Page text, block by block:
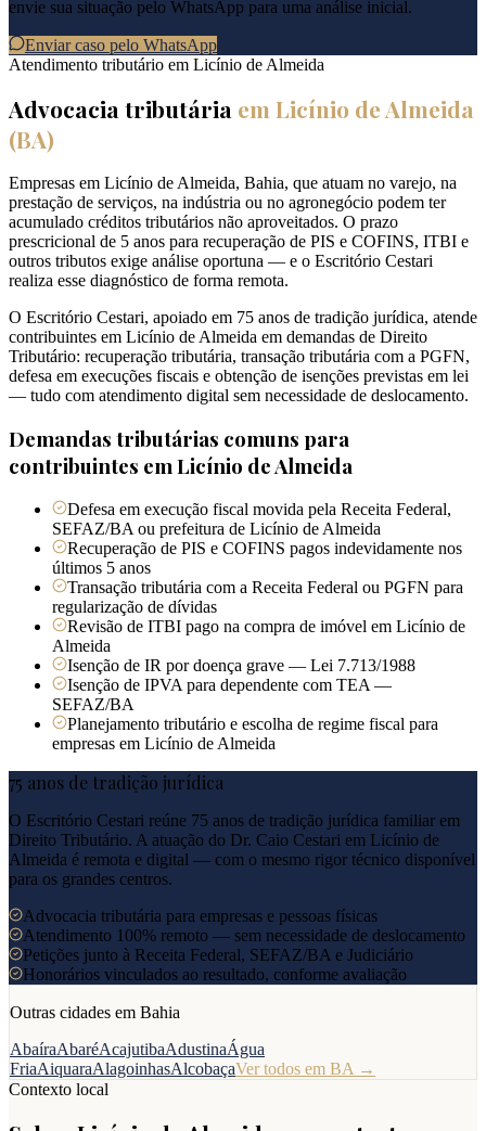
envie sua situação pelo WhatsApp para uma análise inicial.
Enviar caso pelo WhatsApp
Atendimento tributário em Licínio de Almeida
Advocacia tributária em Licínio de Almeida
(BA)
Empresas em Licínio de Almeida, Bahia, que atuam no varejo, na
prestação de serviços, na indústria ou no agronegócio podem ter
acumulado créditos tributários não aproveitados. O prazo
prescricional de 5 anos para recuperação de PIS e COFINS, ITBI e
outros tributos exige análise oportuna — e o Escritório Cestari
realiza esse diagnóstico de forma remota.
O Escritório Cestari, apoiado em 75 anos de tradição jurídica, atende
contribuintes em Licínio de Almeida em demandas de Direito
Tributário: recuperação tributária, transação tributária com a PGFN,
defesa em execuções fiscais e obtenção de isenções previstas em lei
— tudo com atendimento digital sem necessidade de deslocamento.
Demandas tributárias comuns para
contribuintes emLicínio de Almeida
Defesa em execução fiscal movida pela Receita Federal,
SEFAZ/BA ou prefeitura de Licínio de Almeida
Recuperação de PIS e COFINS pagos indevidamente nos
últimos 5 anos
Transação tributária com a Receita Federal ou PGFN para
regularização de dívidas
Revisão de ITBI pago na compra de imóvel em Licínio de
Almeida
Isenção de IR por doença grave — Lei 7.713/1988
Isenção de IPVA para dependente com TEA —
SEFAZ/BA
Planejamento tributário e escolha de regime fiscal para
empresas em Licínio de Almeida
75 anos de tradição jurídica
O Escritório Cestari reúne 75 anos de tradição jurídica familiar em
Direito Tributário. A atuação do Dr. Caio Cestari em Licínio de
Almeida é remota e digital — com o mesmo rigor técnico disponível
para os grandes centros.
Advocacia tributária para empresas e pessoas físicas
Atendimento 100% remoto — sem necessidade de deslocamento
Petições junto à Receita Federal, SEFAZ/BA e Judiciário
Honorários vinculados ao resultado, conforme avaliação
Outras cidades em Bahia
AbaíraAbaréAcajutibaAdustinaÁgua
FriaAiquaraAlagoinhasAlcobaçaVer todos em BA →
Contexto local